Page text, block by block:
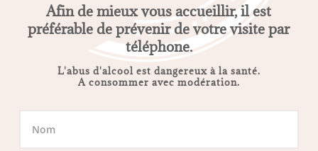
Afin de mieux vous accueillir, il est
préférable de prévenir de votre visite par
téléphone.
L'abus d'alcool est dangereux à la santé.
A consommer avec modération.